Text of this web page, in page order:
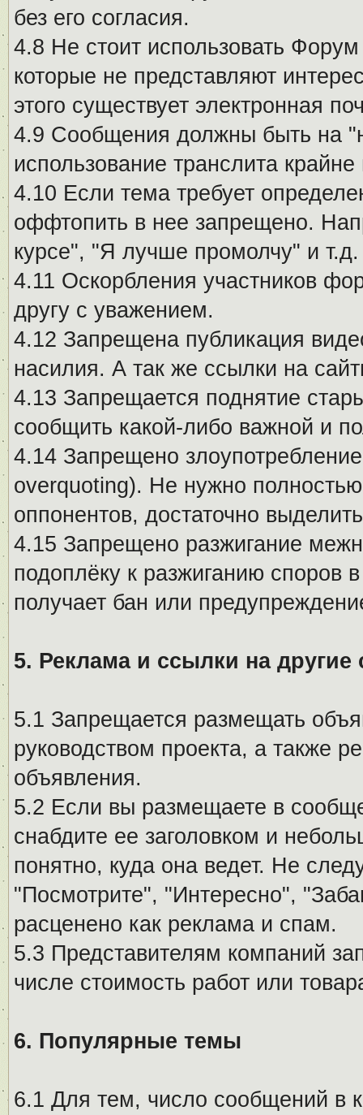
без его согласия.
4.8 Не стоит использовать
которые не представляют
этого существует электронная
4.9 Сообщения должны быть на
использование транслита
4.10 Если тема требует
оффтопить в нее запрещено.
курсе", "Я лучше промолчу" и
4.11 Оскорбления участников
другу с уважением.
4.12 Запрещена публикация
насилия. А так же ссылки на
4.13 Запрещается поднятие
сообщить какой-либо важной и
4.14 Запрещено
overquoting). Не нужно
оппонентов, достаточно
4.15 Запрещено разжигание
подоплёку к разжиганию споров
получает бан или
5. Реклама и ссылки на другие
5.1 Запрещается размещать
руководством проекта, а также
объявления.
5.2 Если вы размещаете в
снабдите ее заголовком и
понятно, куда она ведет. Не
"Посмотрите", "Интересно",
расценено как реклама и спам.
5.3 Представителям компаний
числе стоимость работ или
6. Популярные темы
6.1 Для тем, число сообщений в